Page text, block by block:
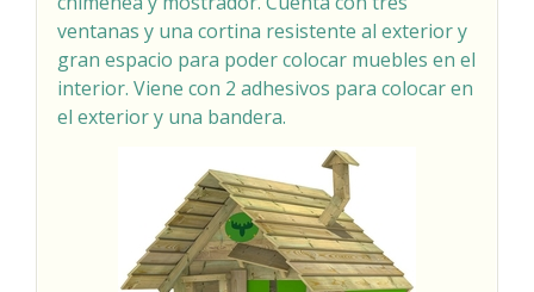
ventanas y una cortina resistente al exterior y
gran espacio para poder colocar muebles en el
interior. Viene con 2 adhesivos para colocar en
el exterior y una bandera.